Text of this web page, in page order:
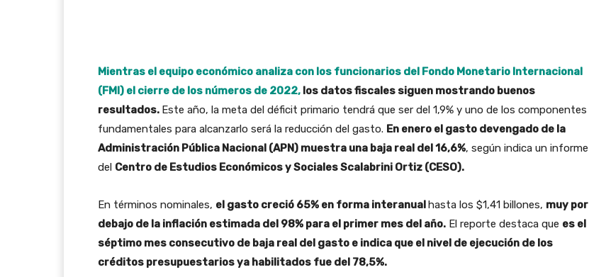
Mientras el equipo económico analiza con los funcionarios del Fondo Monetario Internacional
(FMI) el cierre de los números de 2022, los datos fiscales siguen mostrando buenos
resultados. Este año, la meta del déficit primario tendrá que ser del 1,9% y uno de los componentes
fundamentales para alcanzarlo será la reducción del gasto. En enero el gasto devengado de la
Administración Pública Nacional (APN) muestra una baja real del 16,6%, según indica un informe
del Centro de Estudios Económicos y Sociales Scalabrini Ortiz (CESO).
En términos nominales, el gasto creció 65% en forma interanualhasta los $1,41 billones, muy por
debajo de la inflación estimada del 98% para el primer mes del año. El reporte destaca que es el
séptimo mes consecutivo de baja real del gasto e indica que el nivel de ejecución de los
créditos presupuestarios ya habilitados fue del 78,5%.